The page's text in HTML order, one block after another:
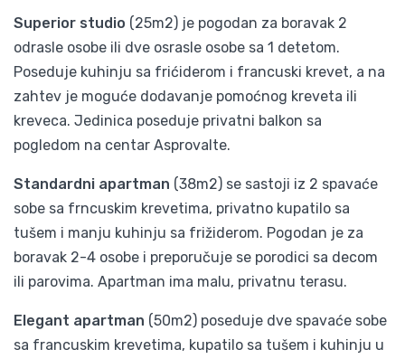
Superior studio (25m2) je pogodan za boravak 2
odrasle osobe ili dve osrasle osobe sa 1 detetom.
Poseduje kuhinju sa frićiderom i francuski krevet, a na
zahtev je moguće dodavanje pomoćnog kreveta ili
kreveca. Jedinica poseduje privatni balkon sa
pogledom na centar Asprovalte.
Standardni apartman (38m2) se sastoji iz 2 spavaće
sobe sa frncuskim krevetima, privatno kupatilo sa
tušem i manju kuhinju sa frižiderom. Pogodan je za
boravak 2-4 osobe i preporučuje se porodici sa decom
ili parovima. Apartman ima malu, privatnu terasu.
Elegant apartman (50m2) poseduje dve spavaće sobe
sa francuskim krevetima, kupatilo sa tušem i kuhinju u